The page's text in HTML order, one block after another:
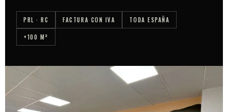
PRL · RC FACTURA CON IVA TODA ESPAÑA
+100 M²